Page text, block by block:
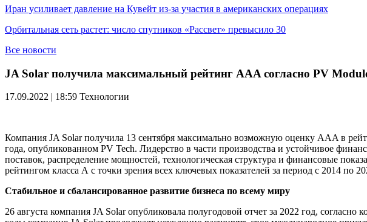
Иран усиливает давление на Кувейт из-за участия в американских операциях
Орбитальная сеть растет: число спутников «Рассвет» превысило 30
Все новости
JA Solar получила максимальный рейтинг AAA согласно PV
17.09.2022 | 18:59 Технологии
Компания JA Solar получила 13 сентября максимально возможную оценку AAA в
года, опубликованном PV Tech. Лидерство в части производства и устойчивое
поставок, распределение мощностей, технологическая структура и финансовые
рейтингом класса А с точки зрения всех ключевых показателей за период с 2014 по
Стабильное и сбалансированное развитие бизнеса по всему миру
26 августа компания JA Solar опубликовала полугодовой отчет за 2022 год,